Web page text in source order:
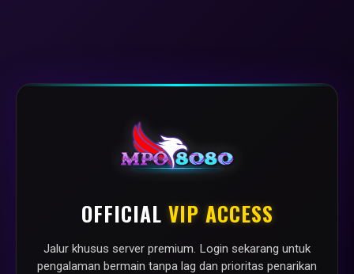
OFFICIAL VIP ACCESS
Jalur khusus server premium. Login sekarang untuk
pengalaman bermain tanpa lag dan prioritas penarikan